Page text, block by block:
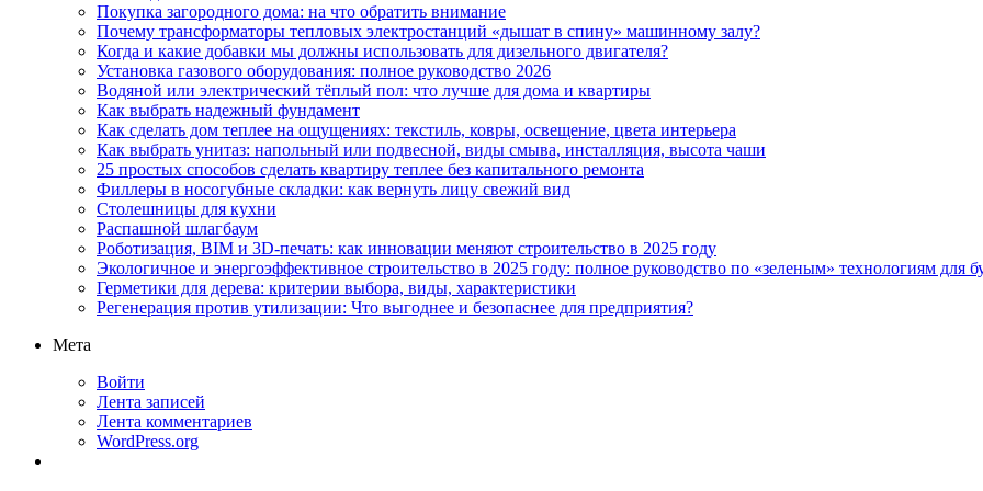
Покупка загородного дома: на что обратить внимание
Почему трансформаторы тепловых электростанций «дышат в спину» машинному залу?
Когда и какие добавки мы должны использовать для дизельного двигателя?
Установка газового оборудования: полное руководство 2026
Водяной или электрический тёплый пол: что лучше для дома и квартиры
Как выбрать надежный фундамент
Как сделать дом теплее на ощущениях: текстиль, ковры, освещение, цвета интерьера
Как выбрать унитаз: напольный или подвесной, виды смыва, инсталляция, высота чаши
25 простых способов сделать квартиру теплее без капитального ремонта
Филлеры в носогубные складки: как вернуть лицу свежий вид
Столешницы для кухни
Распашной шлагбаум
Роботизация, BIM и 3D-печать: как инновации меняют строительство в 2025 году
Экологичное и энергоэффективное строительство в 2025 году: полное руководство по «зеленым» технологиям для
Герметики для дерева: критерии выбора, виды, характеристики
Регенерация против утилизации: Что выгоднее и безопаснее для предприятия?
Мета
Войти
Лента записей
Лента комментариев
WordPress.org